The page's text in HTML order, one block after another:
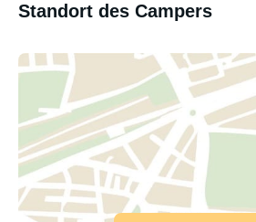
Standort des Campers